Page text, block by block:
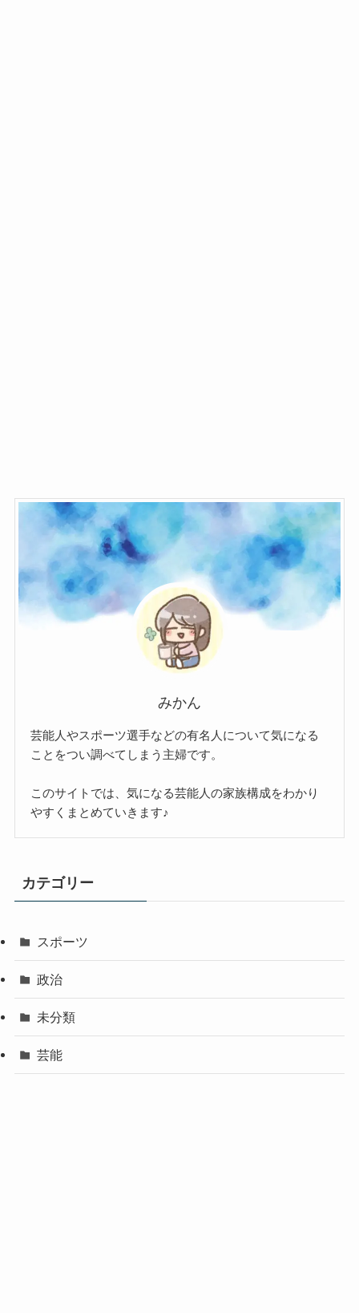
みかん
芸能人やスポーツ選手などの有名人について気になる
ことをつい調べてしまう主婦です。
このサイトでは、気になる芸能人の家族構成をわかり
やすくまとめていきます♪
カテゴリー
スポーツ
政治
未分類
芸能